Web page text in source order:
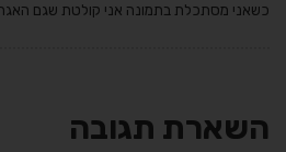
כשאני מסתכלת בתמונה אני קולטת שגם
השארת תגובה